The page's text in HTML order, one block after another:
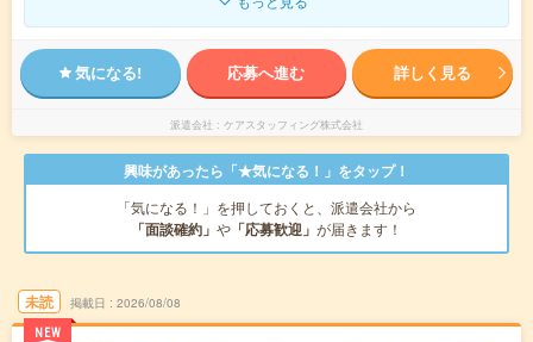
気になる! 応募へ進む 詳しく見る
派遣会社 ケアスタッフィング株式会社
興味があったら「★気になる！」をタップ！
「気になる！」を押しておくと、派遣会社から
「面談確約」 や 「応募歓迎」 が届きます！
未読
NEW
掲載日 2026/08/08